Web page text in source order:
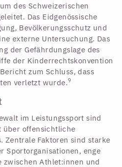
des Schweizerischen
Das Eidgenössische
Bevölkerungsschutz und
externe Untersuchung. Das
der Gefährdungslage des
der Kinderrechtskonvention
zum Schluss, dass
verletzt wurde.9
im Leistungssport sind
über offensichtliche
Zentrale Faktoren sind starke
Sportorganisationen, enge
zwischen Athlet:innen und